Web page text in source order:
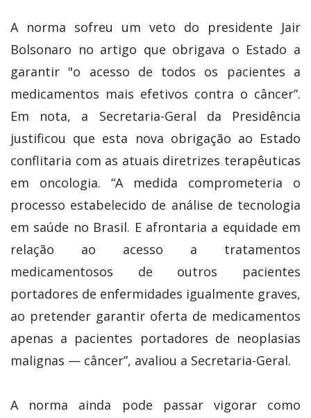
A norma sofreu um veto do presidente Jair
Bolsonaro no artigo que obrigava o Estado a
garantir "o acesso de todos os pacientes a
medicamentos mais efetivos contra o câncer”.
Em nota, a Secretaria-Geral da Presidência
justificou que esta nova obrigação ao Estado
conflitaria com as atuais diretrizes terapêuticas
em oncologia. “A medida comprometeria o
processo estabelecido de análise de tecnologia
em saúde no Brasil. E afrontaria a equidade em
relação ao acesso a tratamentos
medicamentosos de outros pacientes
portadores de enfermidades igualmente graves,
ao pretender garantir oferta de medicamentos
apenas a pacientes portadores de neoplasias
malignas — câncer”, avaliou a Secretaria-Geral.
A norma ainda pode passar vigorar como